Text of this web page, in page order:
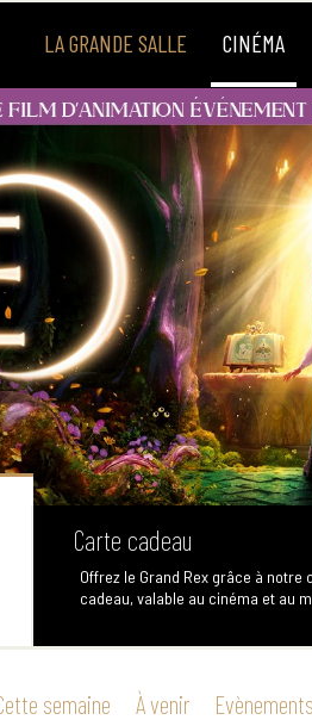
LA GRANDE SALLE CINÉMA
Carte cadeau
Offrez le Grand Rex grâce à notre
cadeau, valable au cinéma et au
semaine À venir Evènements